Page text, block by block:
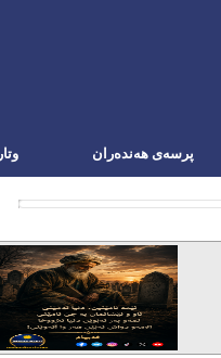
وتار پرسەی هەندەران